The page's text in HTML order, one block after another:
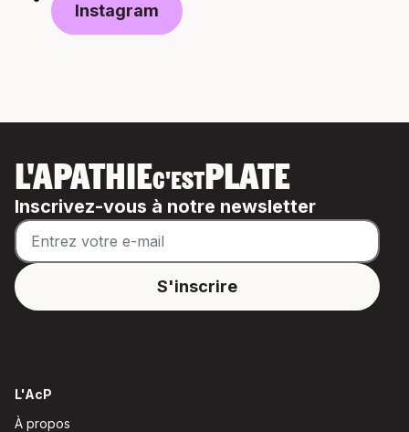
Instagram
L'APATHIEC'ESTPLATE
Inscrivez-vous à notre newsletter
L'AcP
À propos